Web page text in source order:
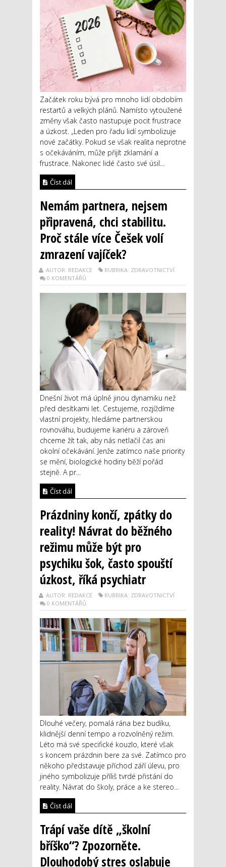
Začátek roku bývá pro mnoho lidí obdobím
restartů a velkých plánů. Namísto vytoužené
změny však často nastupuje pocit frustrace
a úzkost. „Leden pro řadu lidí symbolizuje
nové začátky. Pokud se však realita neprotne
s očekáváním, může přijít zklamání a
frustrace. Nakonec lidé často své úsil...
Číst dál
Nemám partnera, nejsem
připravená, chci stabilitu.
Proč stále více Češek volí
zmrazení vajíček?
AUTOR: REDAKCE
RUBRIKA: ZDRAVOTNICTVÍ
0 KOMENTÁŘŮ
Dnešní život má úplně jinou dynamiku než
před desítkami let. Cestujeme, rozjíždíme
vlastní projekty, hledáme partnerskou
rovnováhu, budujeme kariéru a zároveň
chceme žít tak, aby nás netlačil čas ani
okolní očekávání. Jenže zatímco naše priority
se mění, biologické hodiny běží pořád
stejně. A pr...
Číst dál
Prázdniny končí, zpátky do
reality! Návrat do běžného
režimu může být pro
psychiku šok, často spouští
úzkost, říká psychiatr
AUTOR: REDAKCE
RUBRIKA: ZDRAVOTNICTVÍ
0 KOMENTÁŘŮ
Dlouhé večery, pomalá rána bez budíku,
klidnější denní tempo a rozvolněný režim.
Léto má své specifické kouzlo, které však
s koncem prázdnin bere za své. Zatímco pro
někoho představuje příchod září úlevu, pro
jiného symbolizuje příliš tvrdé přistání do
reality. Návrat do školy, práce a ke stereo...
Číst dál
Trápí vaše dítě „školní
bříško“? Zpozorněte.
Dlouhodobý stres oslabuje